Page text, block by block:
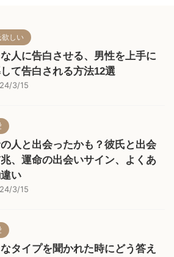
欲しい
人に告白させる、男性を上手に
て告白される方法12選
3/15
人と出会ったかも？彼氏と出会
兆、運命の出会いサイン、よくあ
い
3/15
タイプを聞かれた時にどう答え